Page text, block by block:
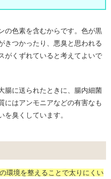
の色素を含むからです。色が黒
きつかったり、悪臭と思われる
がくずれていると考えてよいで
腸に送られたときに、腸内細菌
にはアンモニアなどの有害なも
臭くしています。
環境を整えることで太りにくい